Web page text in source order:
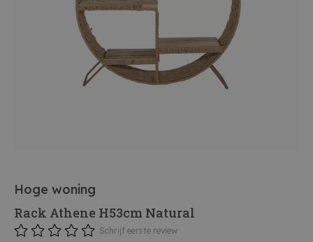
Hoge woning
Rack Athene H53cm Natural
Schrijf eerste review